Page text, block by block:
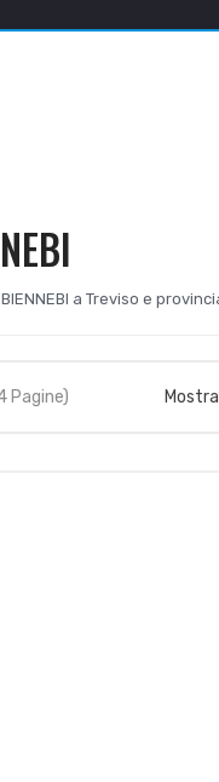
a Treviso e
Pagine)